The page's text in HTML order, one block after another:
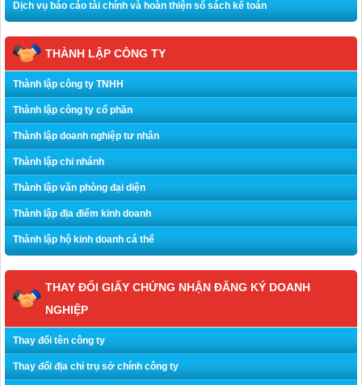
Dịch vụ báo cáo tài chính và hoàn thiện sổ sách kế toán
THÀNH LẬP CÔNG TY
Thành lập công ty TNHH
Thành lập công ty cổ phần
Thành lập doanh nghiệp tư nhân
Thành lập chi nhánh
Thành lập văn phòng đại diện
Thành lập địa điểm kinh doanh
Thành lập hộ kinh doanh cá thể
THAY ĐỔI GIẤY CHỨNG NHẬN ĐĂNG KÝ DOANH
NGHIỆP
Thay đổi tên công ty
Thay đổi địa chỉ trụ sở chính công ty